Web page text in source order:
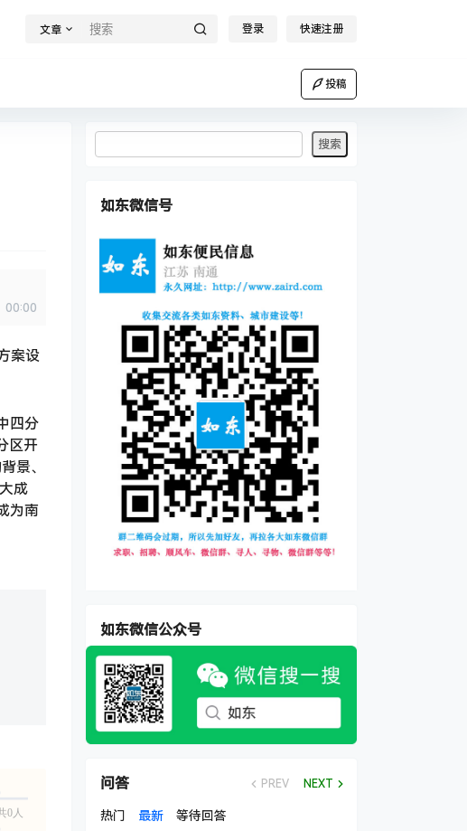
文章 登录 快速注册
投稿
00:00
案设
四分
区开
景、
成
为南
0人
如东微信号
如东微信公众号
问答 PREV NEXT
热门 最新 等待回答